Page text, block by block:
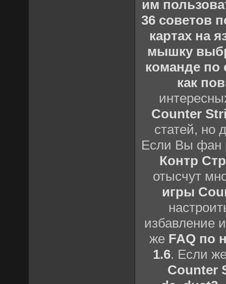
им
36 советов
картах на
мышку
команде по
как
Counter
статей, но
Если Вы фан
Контр
отысчут
игры
избавление
же FAQ по
1.6. Если
Counter